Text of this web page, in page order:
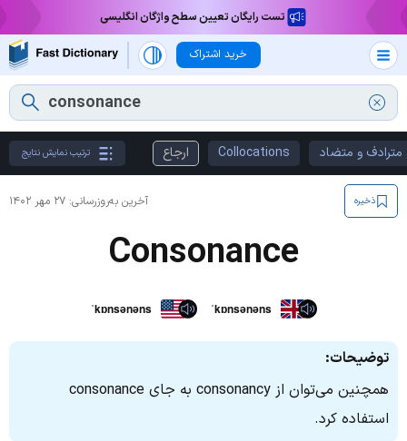
تست رایگان تعیین سطح واژگان انگلیسی
خرید اشتراک
مترادف و متضاد Collocations ارجاع ترتیب نمایش نتایج
آخرین به‌روزرسانی: ۲۷ مهر ۱۴۰۲ ذخیره
Consonance
ˈkɒnsənəns ˈkɒnsənəns
توضیحات:
همچنین می‌توان از consonancy به‌ جای consonance
استفاده کرد.